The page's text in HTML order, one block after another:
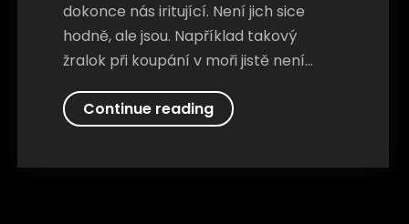
dokonce nás iritující. Není jich sice
hodně, ale jsou. Například takový
žralok při koupání v moři jistě není…
Continue readingNemilá
zvířena